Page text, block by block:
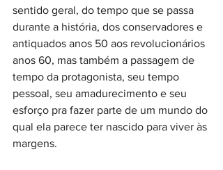
sentido geral, do tempo que se passa
durante a história, dos conservadores e
antiquados anos 50 aos revolucionários
anos 60, mas também a passagem de
tempo da protagonista, seu tempo
pessoal, seu amadurecimento e seu
esforço pra fazer parte de um mundo do
qual ela parece ter nascido para viver às
margens.